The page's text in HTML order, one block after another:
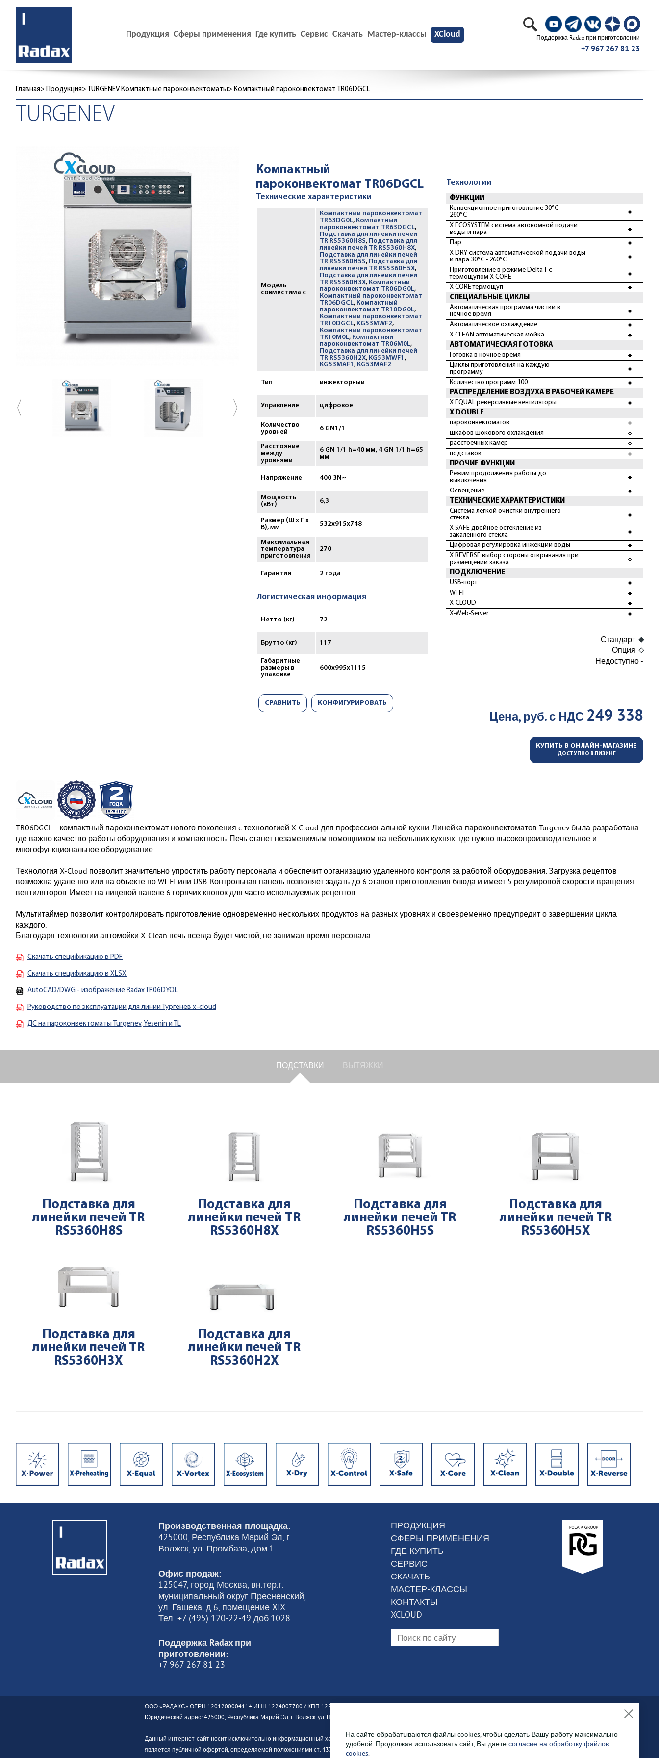
Продукция Сферы применения Где купить Сервис Скачать Мастер-классы XCloud Поддержка Radax при приготовлении
+7 967 267 81 23
Главная Продукция TURGENEV Компактные пароконвектоматы Компактный пароконвектомат TR06DGCL
TURGENEV
Компактный
пароконвектомат TR06DGCL
Технические характеристики
Модель
совместима с
Компактный пароконвектомат
TR63DG0L, Компактный
пароконвектомат TR63DGCL,
Подставка для линейки печей
TR RS5360H8S, Подставка для
линейки печей TR RS5360H8X,
Подставка для линейки печей
TR RS5360H5S, Подставка для
линейки печей TR RS5360H5X,
Подставка для линейки печей
TR RS5360H3X, Компактный
пароконвектомат TR06DG0L,
Компактный пароконвектомат
TR06DGCL, Компактный
пароконвектомат TR10DG0L,
Компактный пароконвектомат
TR10DGCL, KG53MWF2,
Компактный пароконвектомат
TR10M0L, Компактный
пароконвектомат TR06M0L,
Подставка для линейки печей
TR RS5360H2X, KG53MWF1 ,
KG53MAF1 , KG53MAF2
Тип инжекторный
Управление цифровое
Количество
уровней
6 GN1/1
Расстояние
между
уровнями
6 GN 1/1 h=40 мм, 4 GN 1/1 h=65
мм
Напряжение 400 3N~
Мощность
(кВт)
6,3
Размер (Ш х Г х
В), мм
532x915x748
Максимальная
температура
приготовления
270
Гарантия 2 года
Логистическая информация
Нетто (кг) 72
Брутто (кг) 117
Габаритные
размеры в
упаковке
600х995х1115
СРАВНИТЬ КОНФИГУРИРОВАТЬ
Технологии
ФУНКЦИИ
Конвекционное приготовление 30°С -
260°С
X ECOSYSTEM система автономной подачи
воды и пара
Пар
X DRY система автоматической подачи воды
и пара 30°С - 260°С
Приготовление в режиме Delta T с
термощупом X CORE
X CORE термощуп
СПЕЦИАЛЬНЫЕ ЦИКЛЫ
Автоматическая программа чистки в
ночное время
Автоматическое охлаждение
X CLEAN автоматическая мойка
АВТОМАТИЧЕСКАЯ ГОТОВКА
Готовка в ночное время
Циклы приготовления на каждую
программу
Количество программ 100
РАСПРЕДЕЛЕНИЕ ВОЗДУХА В РАБОЧЕЙ КАМЕРЕ
X EQUAL реверсивные вентиляторы
X DOUBLE
пароконвектоматов
шкафов шокового охлаждения
расстоечных камер
подставок
ПРОЧИЕ ФУНКЦИИ
Режим продолжения работы до
выключения
Освещение
ТЕХНИЧЕСКИЕ ХАРАКТЕРИСТИКИ
Система лёгкой очистки внутреннего
стекла
X SAFE двойное остекление из
закаленного стекла
Цифровая регулировка инжекции воды
X REVERSE выбор стороны открывания при
размещении заказа
ПОДКЛЮЧЕНИЕ
USB-порт
WI-FI
X-CLOUD
X-Web-Server
Стандарт
Опция
Недоступно -
Цена, руб. с НДС 249 338
КУПИТЬ В ОНЛАЙН-МАГАЗИНЕ
ДОСТУПНО В ЛИЗИНГ
TR06DGCL – компактный пароконвектомат нового поколения c технологией X-Cloud для профессиональной кухни. Линейка пароконвектоматов Turgenev была разработана
где важно качество работы оборудования и компактность. Печь станет незаменимым помощником на небольших кухнях, где нужно высокопроизводительное и
многофункциональное оборудование.
Технология X-Cloud позволит значительно упростить работу персонала и обеспечит организацию удаленного контроля за работой оборудования. Загрузка рецептов
возможна удаленно или на объекте по WI-FI или USB. Контрольная панель позволяет задать до 6 этапов приготовления блюда и имеет 5 регулировой скорости вращения
вентиляторов. Имеет на лицевой панеле 6 горячих кнопок для часто используемых рецептов.
Мультитаймер позволит контролировать приготовление одновременно нескольких продуктов на разных уровнях и своевременно предупредит о завершении цикла
каждого.
Благодаря технологии автомойки X-Clean печь всегда будет чистой, не занимая время персонала.
Скачать спецификацию в PDF
Скачать спецификацию в XLSX
AutoCAD/DWG - изображение Radax TR06DYOL
Руководство по эксплуатации для линии Тургенев x-cloud
ДС на пароконвектоматы Turgenev, Yesenin и TL
ПОДСТАВКИ ВЫТЯЖКИ
Подставка для
линейки печей TR
RS5360H8S
Подставка для
линейки печей TR
RS5360H8X
Подставка для
линейки печей TR
RS5360H5S
Подставка для
линейки печей TR
RS5360H5X
Подставка для
линейки печей TR
RS5360H3X
Подставка для
линейки печей TR
RS5360H2X
Производственная площадка:
425000, Республика Марий Эл, г.
Волжск, ул. Промбаза, дом.1
Офис продаж:
125047, город Москва, вн.тер.г.
муниципальный округ Пресненский,
ул. Гашека, д.6, помещение XIX
Тел: +7 (495) 120-22-49 доб.1028
Поддержка Radax при
приготовлении:
+7 967 267 81 23
ПРОДУКЦИЯ
СФЕРЫ ПРИМЕНЕНИЯ
ГДЕ КУПИТЬ
СЕРВИС
СКАЧАТЬ
МАСТЕР-КЛАССЫ
КОНТАКТЫ
XCLOUD
ООО «РАДАКС» ОГРН 1201200004114 ИНН 1224007780 / КПП 122401001
Юридический адрес: 425000, Республика Марий Эл, г. Волжск, ул. Промбаза, дом 1, помещение 7А, этаж 1
Данный интернет-сайт носит исключительно информационный характер, и информация, размещенная на нём, не
является публичной офертой, определяемой положениями ст. 437 ГК РФ. Производитель оставляет за собой право
На сайте обрабатываются файлы cookies, чтобы сделать Вашу работу максимально
удобной. Продолжая использовать сайт, Вы даете согласие на обработку файлов
cookies.